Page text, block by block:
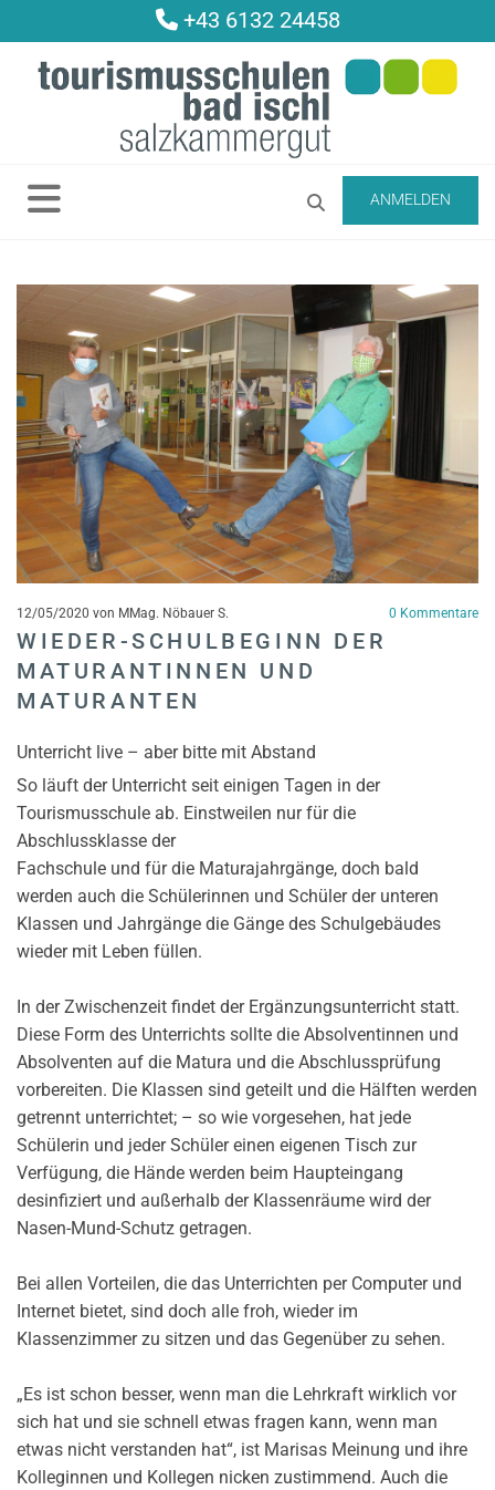
+43 6132 24458
ANMELDEN
12/05/2020 von MMag. Nöbauer S. 0 Kommentare
WIEDER-SCHULBEGINN DER
MATURANTINNEN UND
MATURANTEN
Unterricht live – aber bitte mit Abstand
So läuft der Unterricht seit einigen Tagen in der
Tourismusschule ab. Einstweilen nur für die
Abschlussklasse der
Fachschule und für die Maturajahrgänge, doch bald
werden auch die Schülerinnen und Schüler der unteren
Klassen und Jahrgänge die Gänge des Schulgebäudes
wieder mit Leben füllen.
In der Zwischenzeit findet der Ergänzungsunterricht statt.
Diese Form des Unterrichts sollte die Absolventinnen und
Absolventen auf die Matura und die Abschlussprüfung
vorbereiten. Die Klassen sind geteilt und die Hälften werden
getrennt unterrichtet; – so wie vorgesehen, hat jede
Schülerin und jeder Schüler einen eigenen Tisch zur
Verfügung, die Hände werden beim Haupteingang
desinfiziert und außerhalb der Klassenräume wird der
Nasen-Mund-Schutz getragen.
Bei allen Vorteilen, die das Unterrichten per Computer und
Internet bietet, sind doch alle froh, wieder im
Klassenzimmer zu sitzen und das Gegenüber zu sehen.
„Es ist schon besser, wenn man die Lehrkraft wirklich vor
sich hat und sie schnell etwas fragen kann, wenn man
etwas nicht verstanden hat“, ist Marisas Meinung und ihre
Kolleginnen und Kollegen nicken zustimmend. Auch die